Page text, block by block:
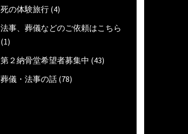
死の体験旅行 (4)
法事、葬儀などのご依頼はこちら
(1)
第２納骨堂希望者募集中 (43)
葬儀・法事の話 (78)